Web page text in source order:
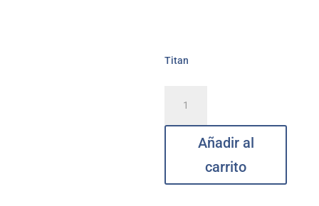
Titan
madera
al
Añadir al
carrito